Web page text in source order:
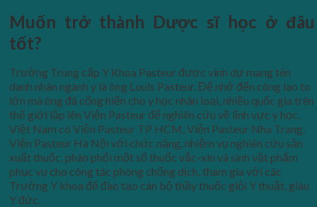
Muốn trở thành Dược sĩ học ở đâu
tốt?
Trường Trung cấp Y Khoa Pasteur được vinh dự mang tên
danh nhân ngành y là ông Louis Pasteur. Để nhớ đến công lao to
lớn mà ông đã cống hiến cho y học nhân loại, nhiều quốc gia trên
thế giới lập lên Viện Pasteur để nghiên cứu về lĩnh vực y học.
Việt Nam có Viện Pasteur TP HCM, Viện Pasteur Nha Trang,
Viện Pasteur Hà Nội với chức năng, nhiệm vụ nghiên cứu sản
xuất thuốc, phân phối một số thuốc vắc-xin và sinh vật phẩm
phục vụ cho công tác phòng chống dịch, tham gia với các
Trường Y khoa để đào tạo cán bộ thầy thuốc giỏi Y thuật, giàu
Y đức.